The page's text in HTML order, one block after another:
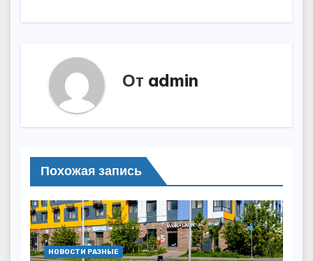
От admin
Похожая запись
НОВОСТИ РАЗНЫЕ